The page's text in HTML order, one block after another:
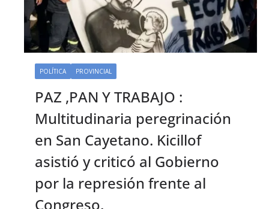
POLÍTICA PROVINCIAL
PAZ ,PAN Y TRABAJO :
Multitudinaria peregrinación
en San Cayetano. Kicillof
asistió y criticó al Gobierno
por la represión frente al
Congreso.